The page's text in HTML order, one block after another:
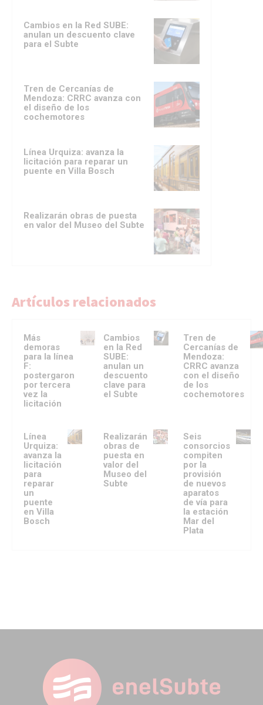
Cambios en la Red SUBE:
anulan un descuento clave
para el Subte
Tren de Cercanías de
Mendoza: CRRC avanza con
el diseño de los
cochemotores
Línea Urquiza: avanza la
licitación para reparar un
puente en Villa Bosch
Realizarán obras de puesta
en valor del Museo del Subte
Artículos relacionados
Más
demoras
para la línea
F:
postergaron
por tercera
vez la
licitación
Cambios
en la Red
SUBE:
anulan un
descuento
clave para
el Subte
Tren de
Cercanías de
Mendoza:
CRRC avanza
con el diseño
de los
cochemotores
Línea
Urquiza:
avanza la
licitación
para
reparar
un
puente
en Villa
Bosch
Realizarán
obras de
puesta en
valor del
Museo del
Subte
Seis
consorcios
compiten
por la
provisión
de nuevos
aparatos
de vía para
la estación
Mar del
Plata